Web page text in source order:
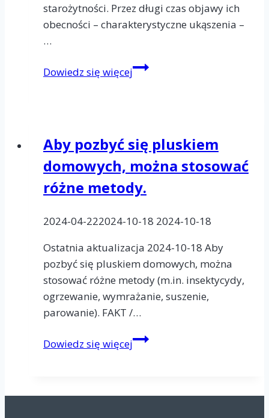
starożytności. Przez długi czas objawy ich
obecności – charakterystyczne ukąszenia –
…
Dowiedz się więcejPluskwy
od
starożytności.
Aby pozbyć się pluskiem
domowych, można stosować
różne metody.
2024-04-222024-10-18 2024-10-18
Ostatnia aktualizacja 2024-10-18 Aby
pozbyć się pluskiem domowych, można
stosować różne metody (m.in. insektycydy,
ogrzewanie, wymrażanie, suszenie,
parowanie). FAKT /…
Dowiedz się więcejAby